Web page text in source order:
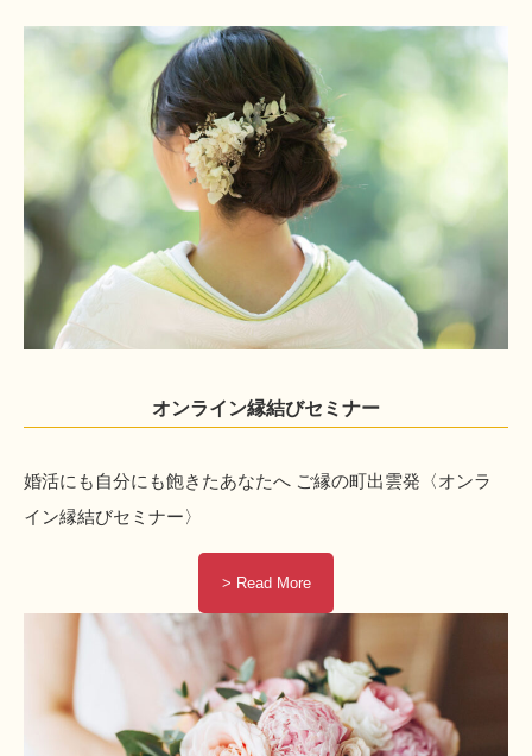
オンライン縁結びセミナー
婚活にも自分にも飽きたあなたへ ご縁の町出雲発〈オンラ
イン縁結びセミナー〉
> Read More